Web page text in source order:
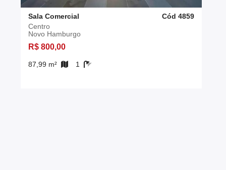
Sala Comercial
Cód 4859
Centro
Novo Hamburgo
R$ 800,00
87,99 m² 1